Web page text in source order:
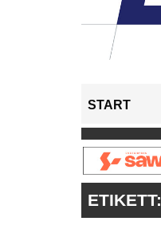
START
ETIKETT: